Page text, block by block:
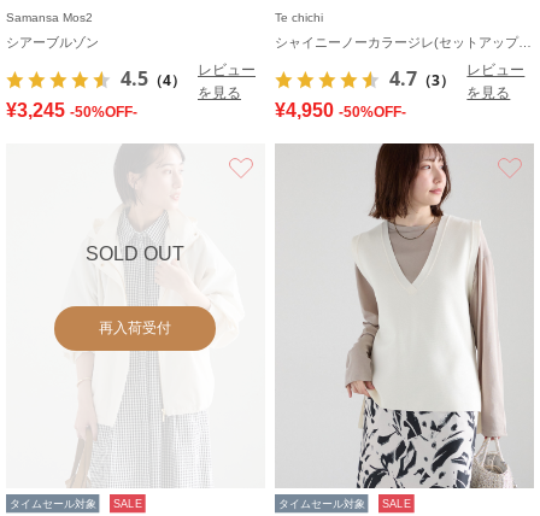
Samansa Mos2
シアーブルゾン
4.5 （4）
レビュー
を見る
¥3,245 -50%OFF-
Te chichi
シャイニーノーカラージレ(セットアップ可)
4.7 （3）
レビュー
を見る
¥4,950 -50%OFF-
SOLD OUT
再入荷受付
タイムセール対象 SALE タイムセール対象 SALE